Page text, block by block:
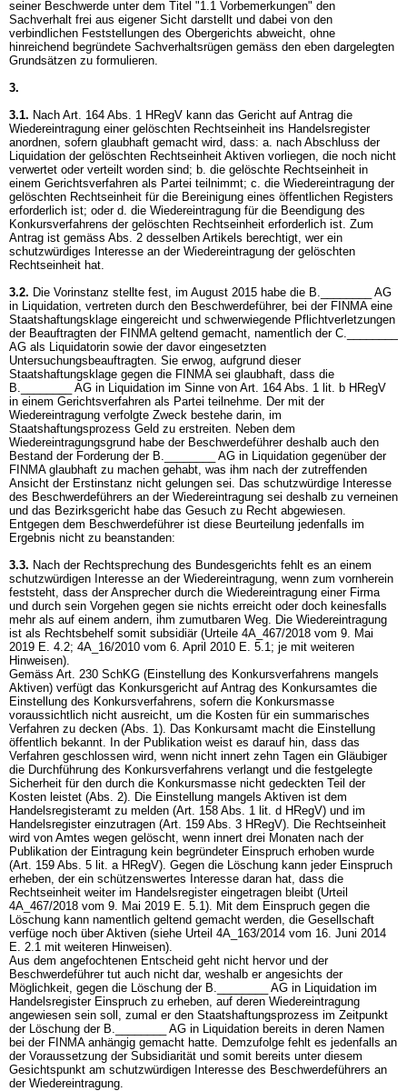
seiner Beschwerde unter dem Titel "1.1 Vorbemerkungen" den
Sachverhalt frei aus eigener Sicht darstellt und dabei von den
verbindlichen Feststellungen des Obergerichts abweicht, ohne
hinreichend begründete Sachverhaltsrügen gemäss den eben dargelegten
Grundsätzen zu formulieren.
3.
3.1. Nach Art. 164 Abs. 1 HRegV kann das Gericht auf Antrag die
Wiedereintragung einer gelöschten Rechtseinheit ins Handelsregister
anordnen, sofern glaubhaft gemacht wird, dass: a. nach Abschluss der
Liquidation der gelöschten Rechtseinheit Aktiven vorliegen, die noch nicht
verwertet oder verteilt worden sind; b. die gelöschte Rechtseinheit in
einem Gerichtsverfahren als Partei teilnimmt; c. die Wiedereintragung der
gelöschten Rechtseinheit für die Bereinigung eines öffentlichen Registers
erforderlich ist; oder d. die Wiedereintragung für die Beendigung des
Konkursverfahrens der gelöschten Rechtseinheit erforderlich ist. Zum
Antrag ist gemäss Abs. 2 desselben Artikels berechtigt, wer ein
schutzwürdiges Interesse an der Wiedereintragung der gelöschten
Rechtseinheit hat.
3.2. Die Vorinstanz stellte fest, im August 2015 habe die B.________ AG
in Liquidation, vertreten durch den Beschwerdeführer, bei der FINMA eine
Staatshaftungsklage eingereicht und schwerwiegende Pflichtverletzungen
der Beauftragten der FINMA geltend gemacht, namentlich der C.________
AG als Liquidatorin sowie der davor eingesetzten
Untersuchungsbeauftragten. Sie erwog, aufgrund dieser
Staatshaftungsklage gegen die FINMA sei glaubhaft, dass die
B.________ AG in Liquidation im Sinne von Art. 164 Abs. 1 lit. b HRegV
in einem Gerichtsverfahren als Partei teilnehme. Der mit der
Wiedereintragung verfolgte Zweck bestehe darin, im
Staatshaftungsprozess Geld zu erstreiten. Neben dem
Wiedereintragungsgrund habe der Beschwerdeführer deshalb auch den
Bestand der Forderung der B.________ AG in Liquidation gegenüber der
FINMA glaubhaft zu machen gehabt, was ihm nach der zutreffenden
Ansicht der Erstinstanz nicht gelungen sei. Das schutzwürdige Interesse
des Beschwerdeführers an der Wiedereintragung sei deshalb zu verneinen
und das Bezirksgericht habe das Gesuch zu Recht abgewiesen.
Entgegen dem Beschwerdeführer ist diese Beurteilung jedenfalls im
Ergebnis nicht zu beanstanden:
3.3. Nach der Rechtsprechung des Bundesgerichts fehlt es an einem
schutzwürdigen Interesse an der Wiedereintragung, wenn zum vornherein
feststeht, dass der Ansprecher durch die Wiedereintragung einer Firma
und durch sein Vorgehen gegen sie nichts erreicht oder doch keinesfalls
mehr als auf einem andern, ihm zumutbaren Weg. Die Wiedereintragung
ist als Rechtsbehelf somit subsidiär (Urteile 4A_467/2018 vom 9. Mai
2019 E. 4.2; 4A_16/2010 vom 6. April 2010 E. 5.1; je mit weiteren
Hinweisen).
Gemäss Art. 230 SchKG (Einstellung des Konkursverfahrens mangels
Aktiven) verfügt das Konkursgericht auf Antrag des Konkursamtes die
Einstellung des Konkursverfahrens, sofern die Konkursmasse
voraussichtlich nicht ausreicht, um die Kosten für ein summarisches
Verfahren zu decken (Abs. 1). Das Konkursamt macht die Einstellung
öffentlich bekannt. In der Publikation weist es darauf hin, dass das
Verfahren geschlossen wird, wenn nicht innert zehn Tagen ein Gläubiger
die Durchführung des Konkursverfahrens verlangt und die festgelegte
Sicherheit für den durch die Konkursmasse nicht gedeckten Teil der
Kosten leistet (Abs. 2). Die Einstellung mangels Aktiven ist dem
Handelsregisteramt zu melden (Art. 158 Abs. 1 lit. d HRegV) und im
Handelsregister einzutragen (Art. 159 Abs. 3 HRegV). Die Rechtseinheit
wird von Amtes wegen gelöscht, wenn innert drei Monaten nach der
Publikation der Eintragung kein begründeter Einspruch erhoben wurde
(Art. 159 Abs. 5 lit. a HRegV). Gegen die Löschung kann jeder Einspruch
erheben, der ein schützenswertes Interesse daran hat, dass die
Rechtseinheit weiter im Handelsregister eingetragen bleibt (Urteil
4A_467/2018 vom 9. Mai 2019 E. 5.1). Mit dem Einspruch gegen die
Löschung kann namentlich geltend gemacht werden, die Gesellschaft
verfüge noch über Aktiven (siehe Urteil 4A_163/2014 vom 16. Juni 2014
E. 2.1 mit weiteren Hinweisen).
Aus dem angefochtenen Entscheid geht nicht hervor und der
Beschwerdeführer tut auch nicht dar, weshalb er angesichts der
Möglichkeit, gegen die Löschung der B.________ AG in Liquidation im
Handelsregister Einspruch zu erheben, auf deren Wiedereintragung
angewiesen sein soll, zumal er den Staatshaftungsprozess im Zeitpunkt
der Löschung der B.________ AG in Liquidation bereits in deren Namen
bei der FINMA anhängig gemacht hatte. Demzufolge fehlt es jedenfalls an
der Voraussetzung der Subsidiarität und somit bereits unter diesem
Gesichtspunkt am schutzwürdigen Interesse des Beschwerdeführers an
der Wiedereintragung.